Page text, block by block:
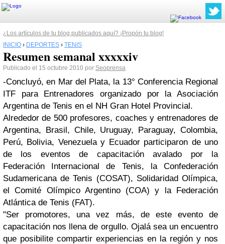
¿Los artículos de tu blog publicados aquí? ¡Propón tu blog!
INICIO › DEPORTES › TENIS
Resumen semanal xxxxxiv
Publicado el 15 octubre 2010 por Seoprensa
-Concluyó, en Mar del Plata, la 13° Conferencia Regional
ITF para Entrenadores organizado por la Asociación
Argentina de Tenis en el NH Gran Hotel Provincial.
Alrededor de 500 profesores, coaches y entrenadores de
Argentina, Brasil, Chile, Uruguay, Paraguay, Colombia,
Perú, Bolivia, Venezuela y Ecuador participaron de uno
de los eventos de capacitación avalado por la
Federación Internacional de Tenis, la Confederación
Sudamericana de Tenis (COSAT), Solidaridad Olímpica,
el Comité Olímpico Argentino (COA) y la Federación
Atlántica de Tenis (FAT).
"Ser promotores, una vez más, de este evento de
capacitación nos llena de orgullo. Ojalá sea un encuentro
que posibilite compartir experiencias en la región y nos